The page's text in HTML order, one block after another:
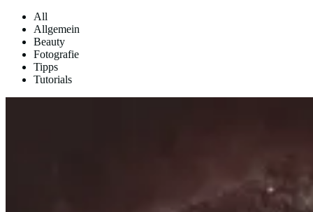
All
Allgemein
Beauty
Fotografie
Tipps
Tutorials